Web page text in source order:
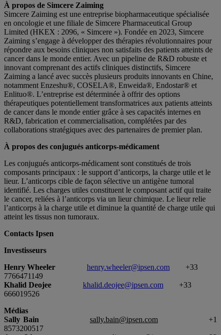
À propos de Simcere Zaiming
Simcere Zaiming est une entreprise biopharmaceutique spécialisée
en oncologie et une filiale de Simcere Pharmaceutical Group
Limited (HKEX : 2096, « Simcere »). Fondée en 2023, Simcere
Zaiming s’engage à développer des thérapies révolutionnaires pour
répondre aux besoins cliniques non satisfaits des patients atteints de
cancer dans le monde entier. Avec un pipeline de R&D robuste et
innovant comprenant des actifs cliniques distinctifs, Simcere
Zaiming a lancé avec succès plusieurs produits innovants en Chine,
notamment Enzeshu®, COSELA®, Enweida®, Endostar® et
Enlituo®. L’entreprise est déterminée à offrir des options
thérapeutiques potentiellement transformatrices aux patients atteints
de cancer dans le monde entier grâce à ses capacités internes en
R&D, fabrication et commercialisation, complétées par des
collaborations stratégiques avec des partenaires de premier plan.
À propos des conjugués anticorps-médicament
Les conjugués anticorps-médicament sont constitués de trois
composants principaux : le support d’anticorps, la charge utile et le
lieur. L’anticorps cible de façon sélective un antigène tumoral
identifié. Les charges utiles constituent le composant actif qui traite
le cancer, reliées à l’anticorps via un lieur chimique. Le lieur relie
l’anticorps à la charge utile et diminue la quantité de charge utile qui
atteint les tissus non tumoraux.
Contacts Ipsen
Investisseurs
Henry Wheeler
henry.wheeler@ipsen.com +33
7766471149
Khalid Deojee
khalid.deojee@ipsen.com +33
666019526
Médias
Sally Bain
sally.bain@ipsen.com +1
8573200517